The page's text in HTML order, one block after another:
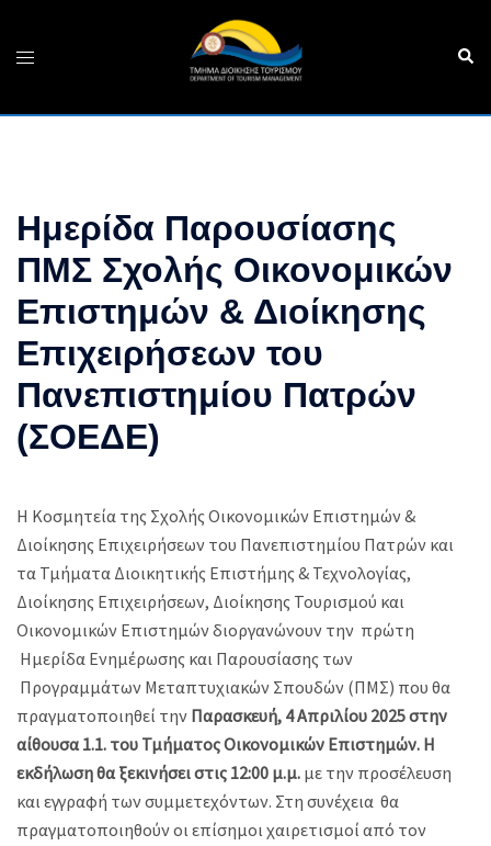
content
Toggle
Ημερίδα Παρουσίασης
ΠΜΣ Σχολής Οικονομικών
Επιστημών & Διοίκησης
Επιχειρήσεων του
Πανεπιστημίου Πατρών
(ΣΟΕΔΕ)
Η Κοσμητεία της Σχολής Οικονομικών Επιστημών &
Διοίκησης Επιχειρήσεων του Πανεπιστημίου Πατρών και
τα Τμήματα Διοικητικής Επιστήμης & Τεχνολογίας,
Διοίκησης Επιχειρήσεων, Διοίκησης Τουρισμού και
Οικονομικών Επιστημών διοργανώνουν την πρώτη
Ημερίδα Ενημέρωσης και Παρουσίασης των
Προγραμμάτων Μεταπτυχιακών Σπουδών (ΠΜΣ) που θα
πραγματοποιηθεί την Παρασκευή, 4 Απριλίου 2025 στην
αίθουσα 1.1. του Τμήματος Οικονομικών Επιστημών. Η
εκδήλωση θα ξεκινήσει στις 12:00 μ.μ. με την προσέλευση
και εγγραφή των συμμετεχόντων. Στη συνέχεια θα
πραγματοποιηθούν οι επίσημοι χαιρετισμοί από τον